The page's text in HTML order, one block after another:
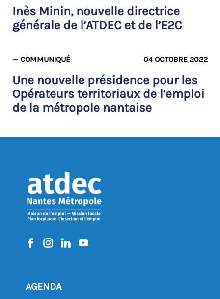
Inès Minin, nouvelle directrice
générale de l’ATDEC et de l’E2C
— COMMUNIQUÉ 04 OCTOBRE 2022
Une nouvelle présidence pour les
Opérateurs territoriaux de l’emploi
de la métropole nantaise
AGENDA